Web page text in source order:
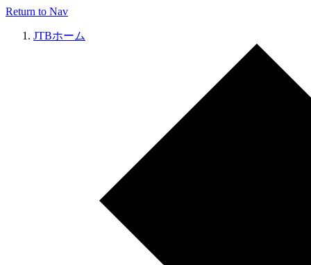
Return to Nav
JTBホーム